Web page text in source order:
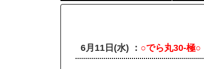
6月11日(水) ： ○でら丸30-極○